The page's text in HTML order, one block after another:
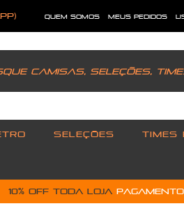
quem somos meus pedidos
SELEÇÕES TIMES
10% OFF toda loja pagamento